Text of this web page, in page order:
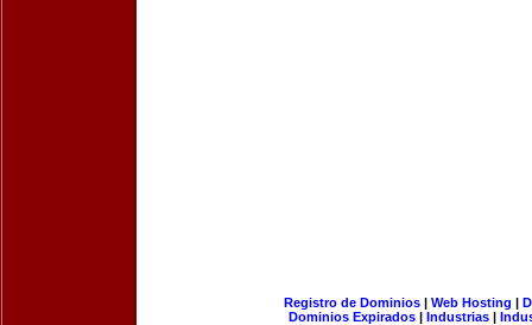
Registro de Dominios| Web Hosting |
Dominios Expirados | Industrias |